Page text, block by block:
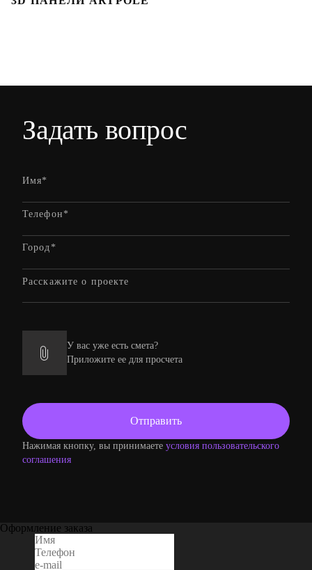
Задать вопрос
У вас уже есть смета?
Приложите ее для просчета
Нажимая кнопку, вы принимаете условия пользовательского
соглашения
Оформление заказа